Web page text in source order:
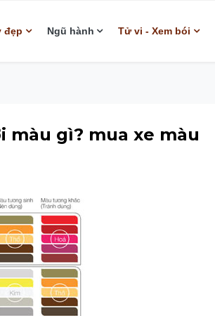
đẹp Ngũ hành Tử vi - Xem bói
màu gì? mua xe màu